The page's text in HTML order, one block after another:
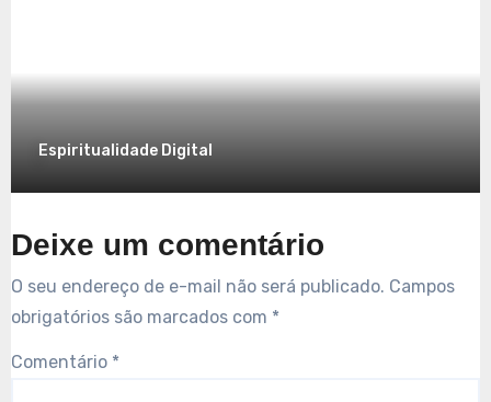
Espiritualidade Digital
Deixe um comentário
O seu endereço de e-mail não será publicado. Campos
obrigatórios são marcados com *
Comentário *